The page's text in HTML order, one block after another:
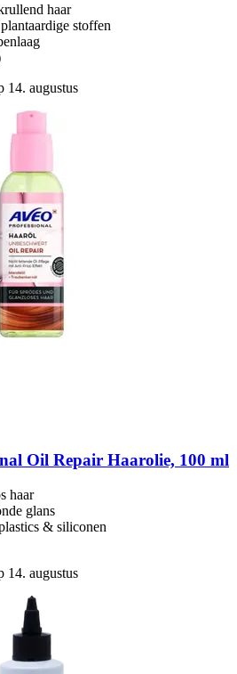
haar
stoffen
14. augustus
Oil Repair Haarolie, 100 ml
haar
glans
& siliconen
14. augustus